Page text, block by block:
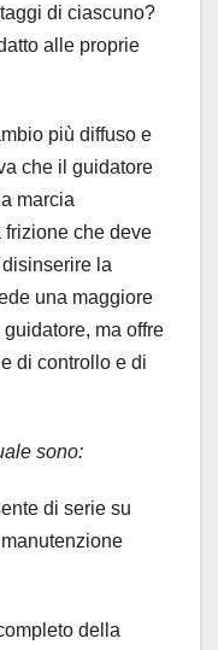
di ciascuno?
alle proprie
più diffuso e
che il guidatore
marcia
che deve
la
una maggiore
ma offre
di controllo e di
sono:
di serie su
della